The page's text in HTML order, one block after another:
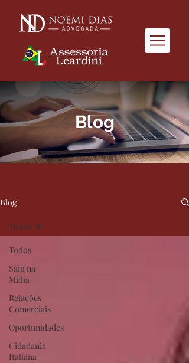
Blog
Blog
Todos
Saiu na
Mídia
Relações
Comerciais
Oportunidades
Cidadania
Italiana
Todos